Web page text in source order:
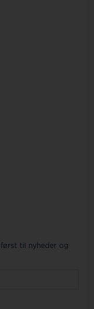
til nyheder og